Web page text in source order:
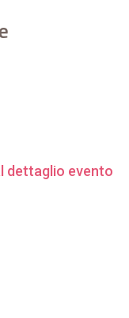
dettaglio evento